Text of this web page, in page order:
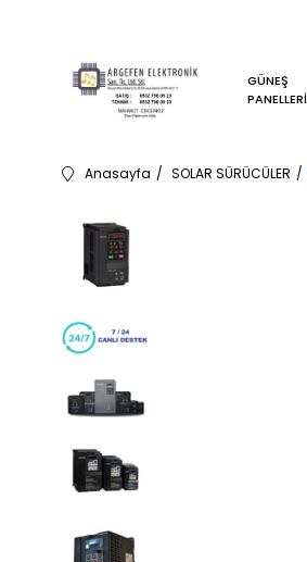
GÜNEŞ
PANELLERİ
Anasayfa SOLAR SÜRÜCÜLER